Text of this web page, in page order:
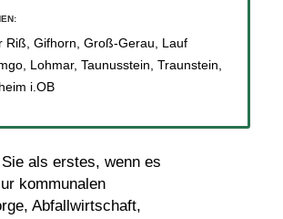
als erstes, wenn es
kommunalen
Abfallwirtschaft,
Riß Gifhorn Groß-Gerau
Lauf
, Lohmar, Taunusstein Traunstein
i.OB